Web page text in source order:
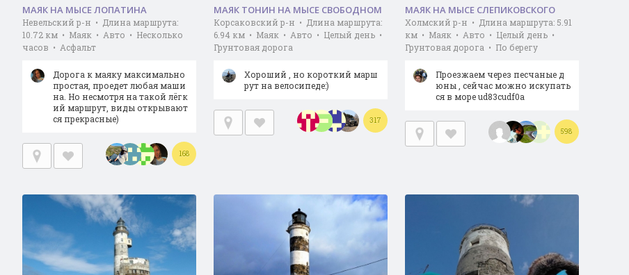
МАЯК НА МЫСЕ ЛОПАТИНА
Невельский р-н • Длина маршрута:
10.72 км • Маяк • Авто • Несколько
часов • Асфальт
Дорога к маяку максимально
простая, проедет любая маши
на. Но несмотря на такой лёгк
ий маршрут, виды открывают
ся прекрасные)
168
МАЯК ТОНИН НА МЫСЕ СВОБОДНОМ
Корсаковский р-н • Длина маршрута:
6.94 км • Маяк • Авто • Целый день •
Грунтовая дорога
Хороший , но короткий марш
рут на велосипеде:)
317
МАЯК НА МЫСЕ СЛЕПИКОВСКОГО
Холмский р-н • Длина маршрута: 5.91
км • Маяк • Авто • Целый день •
Грунтовая дорога • По берегу
Проезжаем через песчаные д
юны , сейчас можно искупать
ся в море ud83cudf0a
598